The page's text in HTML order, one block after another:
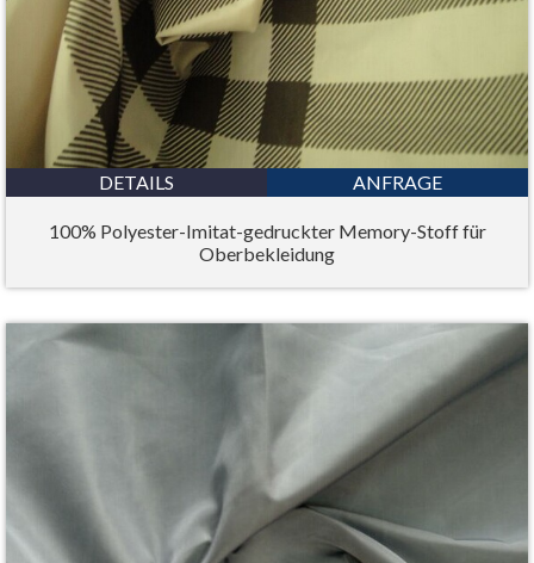
DETAILS ANFRAGE
100% Polyester-Imitat-gedruckter Memory-Stoff für
Oberbekleidung